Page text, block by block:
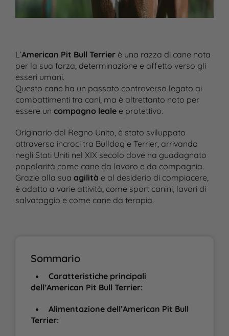
L’American Pit Bull Terrierè una razza di cane nota
per la sua forza, determinazione e affetto verso gli
esseri umani.
Questo cane ha un passato controverso legato ai
combattimenti tra cani, ma è altrettanto noto per
essere un compagno lealee protettivo.
Originario del Regno Unito, è stato sviluppato
attraverso incroci tra Bulldog e Terrier, arrivando
negli Stati Uniti nel XIX secolo dove ha guadagnato
popolarità come cane da lavoro e da compagnia.
Grazie alla sua agilità e al desiderio di compiacere,
è adatto a varie attività, come sport canini, lavori di
salvataggio e come cane da terapia.
Sommario
Caratteristiche principali
dell’American Pit Bull Terrier:
Alimentazione dell’American Pit Bull
Terrier: